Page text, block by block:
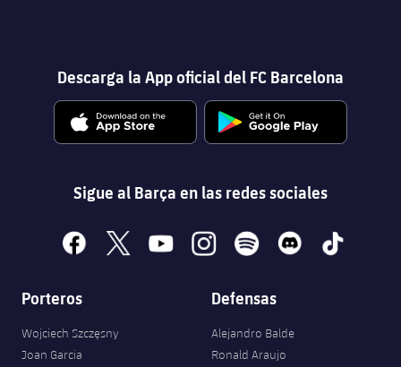
Descarga la App oficial del FC Barcelona
Sigue al Barça en las redes sociales
facebook
x youtubeinstagramspotify discord tiktok
Porteros
Wojciech Szczęsny
Joan Garcia
Defensas
Alejandro Balde
Ronald Araujo